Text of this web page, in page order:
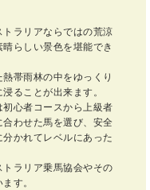
ラリアならではの荒涼
らしい景色を堪能でき
帯雨林の中をゆっくり
ることが出来ます。
心者コースから上級者
わせた馬を選び、安全
かれてレベルにあった
ラリア乗馬協会やその
す。